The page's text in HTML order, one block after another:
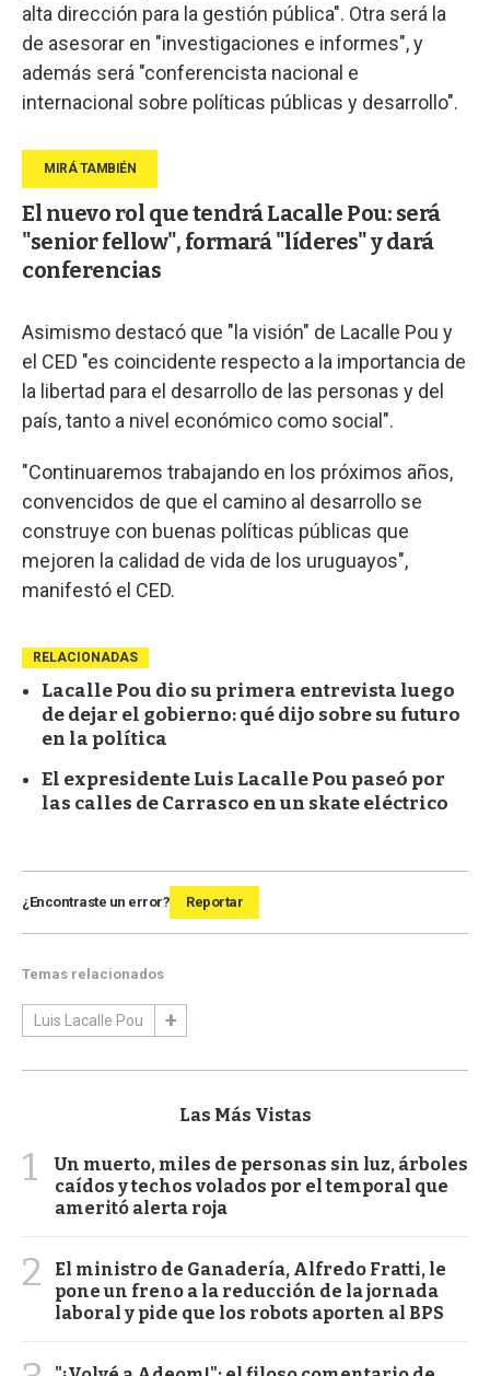
alta dirección para la gestión pública". Otra será la
de asesorar en "investigaciones e informes", y
además será "conferencista nacional e
internacional sobre políticas públicas y desarrollo".
El nuevo rol que tendrá Lacalle Pou: será
"senior fellow", formará "líderes" y dará
conferencias
Asimismo destacó que "la visión" de Lacalle Pou y
el CED "es coincidente respecto a la importancia de
la libertad para el desarrollo de las personas y del
país, tanto a nivel económico como social".
"Continuaremos trabajando en los próximos años,
convencidos de que el camino al desarrollo se
construye con buenas políticas públicas que
mejoren la calidad de vida de los uruguayos",
manifestó el CED.
RELACIONADAS
Lacalle Pou dio su primera entrevista luego
de dejar el gobierno: qué dijo sobre su futuro
en la política
El expresidente Luis Lacalle Pou paseó por
las calles de Carrasco en un skate eléctrico
¿Encontraste un error? Reportar
Temas relacionados
Luis Lacalle Pou
Las Más Vistas
1
Un muerto, miles de personas sin luz, árboles
caídos y techos volados por el temporal que
ameritó alerta roja
2
El ministro de Ganadería, Alfredo Fratti, le
pone un freno a la reducción de la jornada
laboral y pide que los robots aporten al BPS